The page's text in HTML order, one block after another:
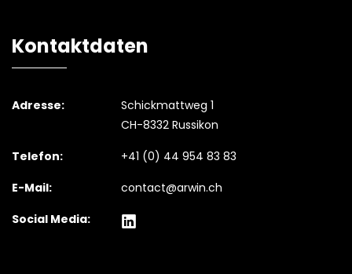
Kontaktdaten
Adresse:
Schickmattweg 1
CH-8332 Russikon
Telefon:
+41 (0) 44 954 83 83
E-Mail:
contact@arwin.ch
Social Media: